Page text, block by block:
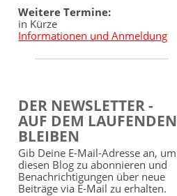
Weitere Termine:
in Kürze
Informationen und Anmeldung
DER NEWSLETTER -
AUF DEM LAUFENDEN
BLEIBEN
Gib Deine E-Mail-Adresse an, um
diesen Blog zu abonnieren und
Benachrichtigungen über neue
Beiträge via E-Mail zu erhalten.